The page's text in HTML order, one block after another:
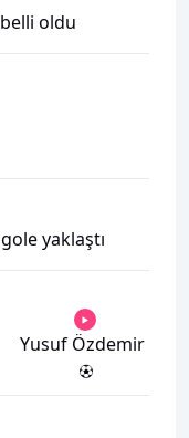
oldu
yaklaştı
Yusuf Özdemir